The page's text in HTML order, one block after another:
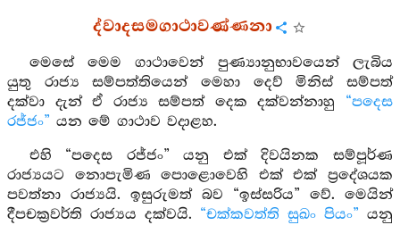
ද්වාදසමගාථාවණ්ණනා
මෙසේ මෙම ගාථාවෙන් පුණ්‍යානුභාවයෙන් ලැබිය
යුතු රාජ්‍ය සම්පත්තියෙන් මෙහා දෙව් මිනිස් සම්පත්
දක්වා දැන් ඒ රාජ්‍ය සම්පත් දෙක දක්වන්නාහු “පදෙස
රජ්ජං” යන මේ ගාථාව වදාළහ.
එහි “පදෙස රජ්ජං” යනු එක් දිවයිනක සම්පූර්ණ
රාජ්‍යයට නොපැමිණ පොළොවෙහි එක් එක් ප්‍රදේශයක
පවත්නා රාජ්‍යයි. ඉසුරුමත් බව “ඉස්සරිය” වේ. මෙයින්
දීපචක්‍රවර්ති රාජ්‍යය දක්වයි. “චක්කවත්ති සුඛං පියං” යනු